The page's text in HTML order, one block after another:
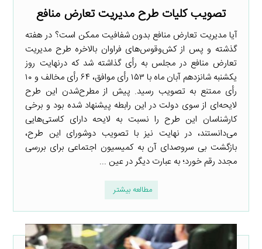
تصویب کلیات طرح مدیریت تعارض منافع
آیا مدیریت تعارض منافع بدون شفافیت ممکن است؟ در هفته
گذشته و پس از کش‌وقوس‌های فراوان بالاخره طرح مدیریت
تعارض منافع در مجلس به رأی گذاشته شد که درنهایت روز
یکشنبه شانزدهم آبان ماه با ۱۵۳ رأی موافق، ۶۴ رأی مخالف و ۱۰
رأی ممتنع به تصویب رسید. پیش از مطرح‌شدن این طرح
لایحه‌ای از سوی دولت در این رابطه پیشنهاد شده بود و برخی
کارشناسان این طرح را نسبت به لایحه دارای کاستی‌هایی
می‌دانستند، در نهایت نیز با تصویب دوشورای این طرح،
بازگشت بی سروصدای آن به کمیسیون اجتماعی برای بررسی
مجدد رقم خورد؛ به عبارت دیگر در عین ...
مطالعه بیشتر